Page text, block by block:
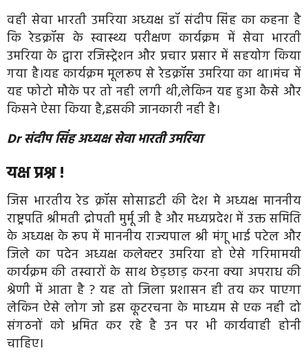
वही सेवा भारती उमरिया अध्यक्ष डॉ संदीप सिंह का कहना है
कि रेडक्रॉस के स्वास्थ्य परीक्षण कार्यक्रम में सेवा भारती
उमरिया के द्वारा रजिस्ट्रेशन और प्रचार प्रसार में सहयोग किया
गया है।यह कार्यक्रम मूलरूप से रेडक्रॉस उमरिया का था।मंच में
यह फोटो मौके पर तो नही लगी थी,लेकिन यह हुआ कैसे और
किसने ऐसा किया है,इसकी जानकारी नही है।
Dr संदीप सिंह अध्यक्ष सेवा भारती उमरिया
यक्ष प्रश्न !
जिस भारतीय रेड क्रॉस सोसाइटी की देश मे अध्यक्ष माननीय
राष्ट्रपति श्रीमती द्रोपती मुर्मू जी है और मध्यप्रदेश में उक्त समिति
के अध्यक्ष के रूप में माननीय राज्यपाल श्री मंगू भाई पटेल और
जिले का पदेन अध्यक्ष कलेक्टर उमरिया हो ऐसे गरिमामयी
कार्यक्रम की तस्वारों के साथ छेड़छाड़ करना क्या अपराध की
श्रेणी में आता है ? यह तो जिला प्रशासन ही तय कर पाएगा
लेकिन ऐसे लोग जो इस कूटरचना के माध्यम से एक नही दो
संगठनों को भ्रमित कर रहे है उन पर भी कार्यवाही होनी
चाहिए।